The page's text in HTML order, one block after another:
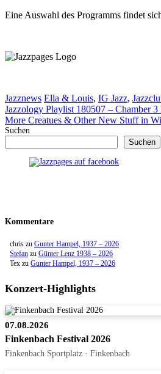
Eine Auswahl des Programms findet
Kategorien
Jazznews Schlagwörter
Ella & Louis, IG Jazz,
Jazzology Playlist 180507 – Chamber
More Creatues & Other New Stuff in
Suchen
Suchen
Kommentare
chris zu Gunter Hampel, 1937 – 2026
Stefan zu Günter Lenz 1938 – 2026
Tex zu Gunter Hampel, 1937 – 2026
Konzert-Highlights
07.08.2026
Finkenbach Festival 2026
Finkenbach Sportplatz · Finkenbach